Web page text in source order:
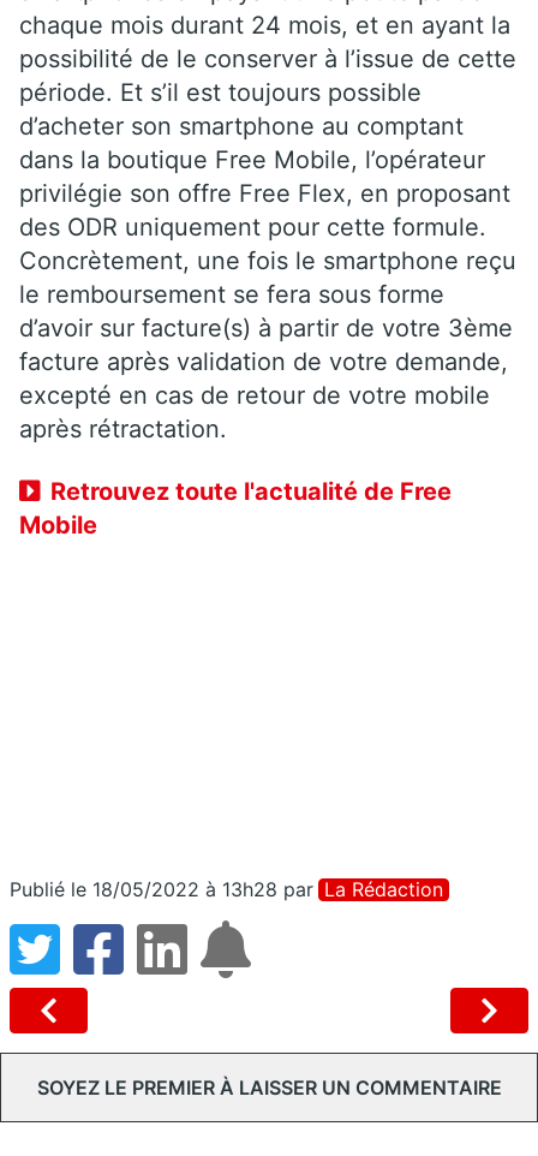
chaque mois durant 24 mois, et en ayant la
possibilité de le conserver à l’issue de cette
période. Et s’il est toujours possible
d’acheter son smartphone au comptant
dans la boutique Free Mobile, l’opérateur
privilégie son offre Free Flex, en proposant
des ODR uniquement pour cette formule.
Concrètement, une fois le smartphone reçu
le remboursement se fera sous forme
d’avoir sur facture(s) à partir de votre 3ème
facture après validation de votre demande,
excepté en cas de retour de votre mobile
après rétractation.
Retrouvez toute l'actualité de Free
Mobile
Publié le 18/05/2022 à 13h28 par La Rédaction
SOYEZ LE PREMIER À LAISSER UN COMMENTAIRE